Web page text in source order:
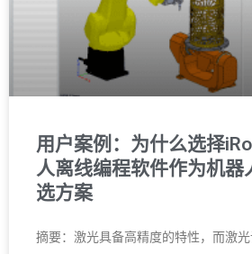
用户案例：为什么选择
人离线编程软件作为机器
选方案
摘要：激光具备高精度的特性，而激